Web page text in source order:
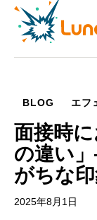
NEWS
WORKS
BLOG エフ
面接時
の違い
がちな
2025年8月1日